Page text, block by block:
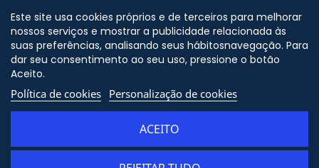
Este site usa cookies próprios e de terceiros para melhorar
nossos serviços e mostrar a publicidade relacionada às
suas preferências, analisando seus hábitosnavegação. Para
dar seu consentimento ao seu uso, pressione o botão
Aceito.
Política de cookies Personalização de cookies
ACEITO
Nos siga no
© Copyright - ORION91 - CIF
B10982650 - Todos os direitos